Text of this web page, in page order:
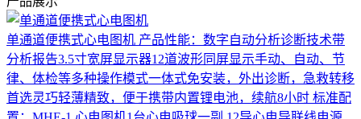
单通道便携式心电图机 产品性能：数字自动分析诊断技术带
分析报告3.5寸宽屏显示器12道波形同屏显示手动、自动、节
律、体检等多种操作模式一体式免安装，外出诊断，急救转移
首选灵巧轻薄精致，便于携带内置锂电池，续航8小时 标准配